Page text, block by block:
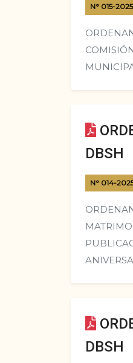
N° 015-2025
DBSH
N° 014-
DBSH